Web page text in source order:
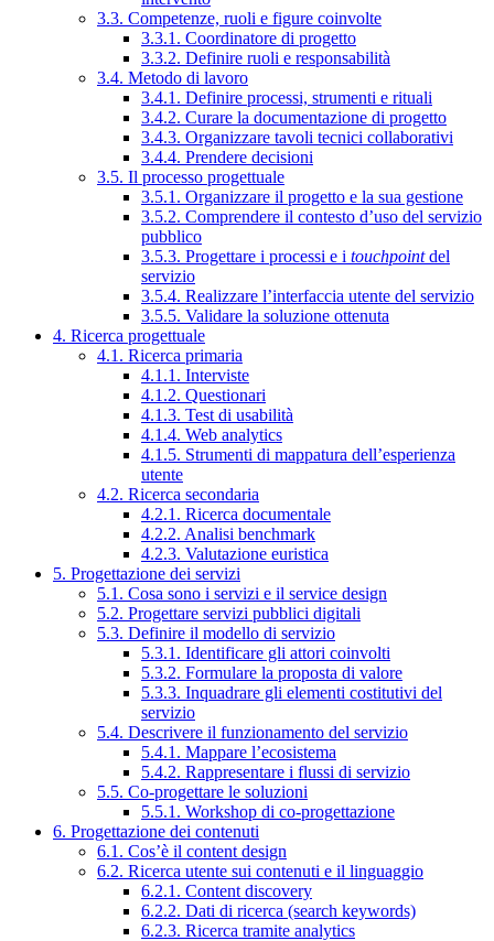
3.3. Competenze, ruoli e figure coinvolte
3.3.1. Coordinatore di progetto
3.3.2. Definire ruoli e responsabilità
3.4. Metodo di lavoro
3.4.1. Definire processi, strumenti e rituali
3.4.2. Curare la documentazione di progetto
3.4.3. Organizzare tavoli tecnici collaborativi
3.4.4. Prendere decisioni
3.5. Il processo progettuale
3.5.1. Organizzare il progetto e la sua gestione
3.5.2. Comprendere il contesto d’uso del servizio
pubblico
3.5.3. Progettare i processi e i touchpointdel
servizio
3.5.4. Realizzare l’interfaccia utente del servizio
3.5.5. Validare la soluzione ottenuta
4. Ricerca progettuale
4.1. Ricerca primaria
4.1.1. Interviste
4.1.2. Questionari
4.1.3. Test di usabilità
4.1.4. Web analytics
4.1.5. Strumenti di mappatura dell’esperienza
utente
4.2. Ricerca secondaria
4.2.1. Ricerca documentale
4.2.2. Analisi benchmark
4.2.3. Valutazione euristica
5. Progettazione dei servizi
5.1. Cosa sono i servizi e il service design
5.2. Progettare servizi pubblici digitali
5.3. Definire il modello di servizio
5.3.1. Identificare gli attori coinvolti
5.3.2. Formulare la proposta di valore
5.3.3. Inquadrare gli elementi costitutivi del
servizio
5.4. Descrivere il funzionamento del servizio
5.4.1. Mappare l’ecosistema
5.4.2. Rappresentare i flussi di servizio
5.5. Co-progettare le soluzioni
5.5.1. Workshop di co-progettazione
6. Progettazione dei contenuti
6.1. Cos’è il content design
6.2. Ricerca utente sui contenuti e il linguaggio
6.2.1. Content discovery
6.2.2. Dati di ricerca (search keywords)
6.2.3. Ricerca tramite analytics